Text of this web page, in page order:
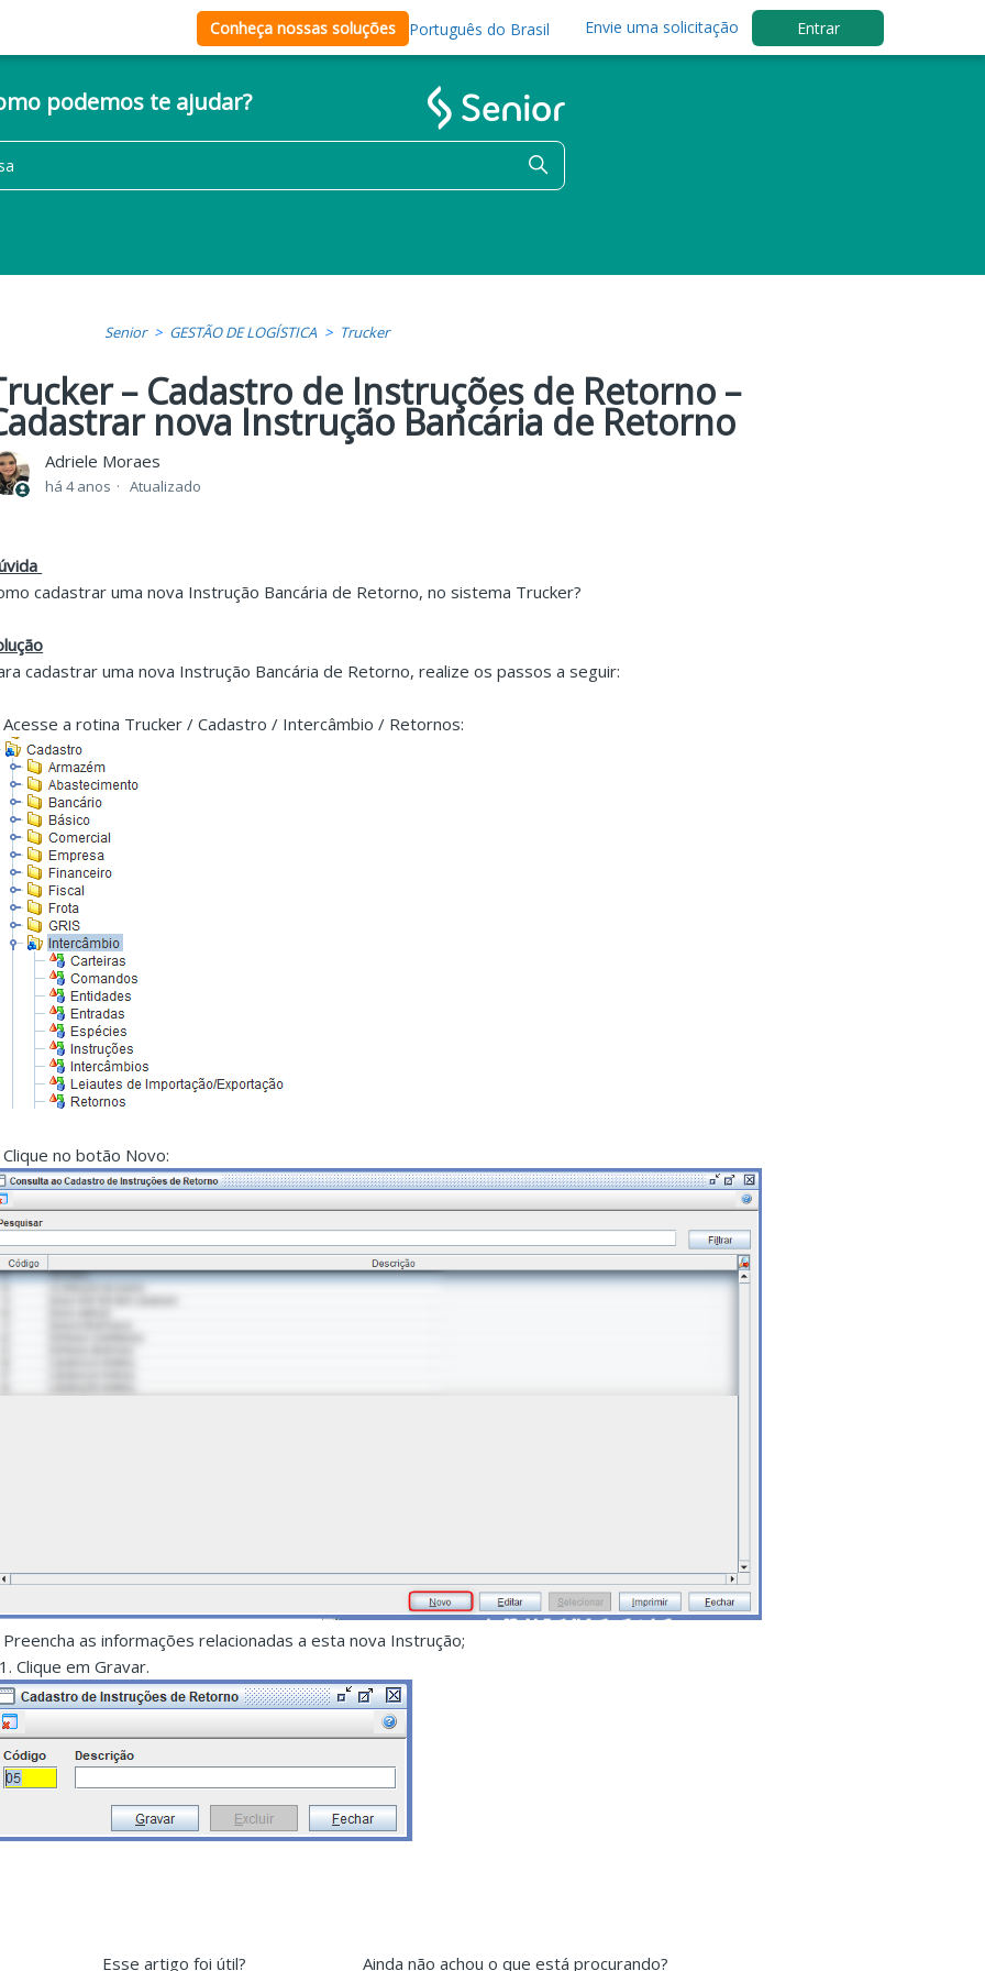
Conheça nossas soluções Português do Brasil Envie uma solicitação Entrar
podemos te ajudar?
Senior GESTÃO DE LOGÍSTICA Trucker
– Cadastro de Instruções de Retorno –
nova Instrução Bancária de Retorno
Adriele Moraes
há 4 anos Atualizado
cadastrar uma nova Instrução Bancária de Retorno, no sistema Trucker?
cadastrar uma nova Instrução Bancária de Retorno, realize os passos a seguir:
Acesse a rotina Trucker / Cadastro / Intercâmbio / Retornos:
Clique no botão Novo:
Preencha as informações relacionadas a esta nova Instrução;
Clique em Gravar.
Esse artigo foi útil? Ainda não achou o que está procurando?